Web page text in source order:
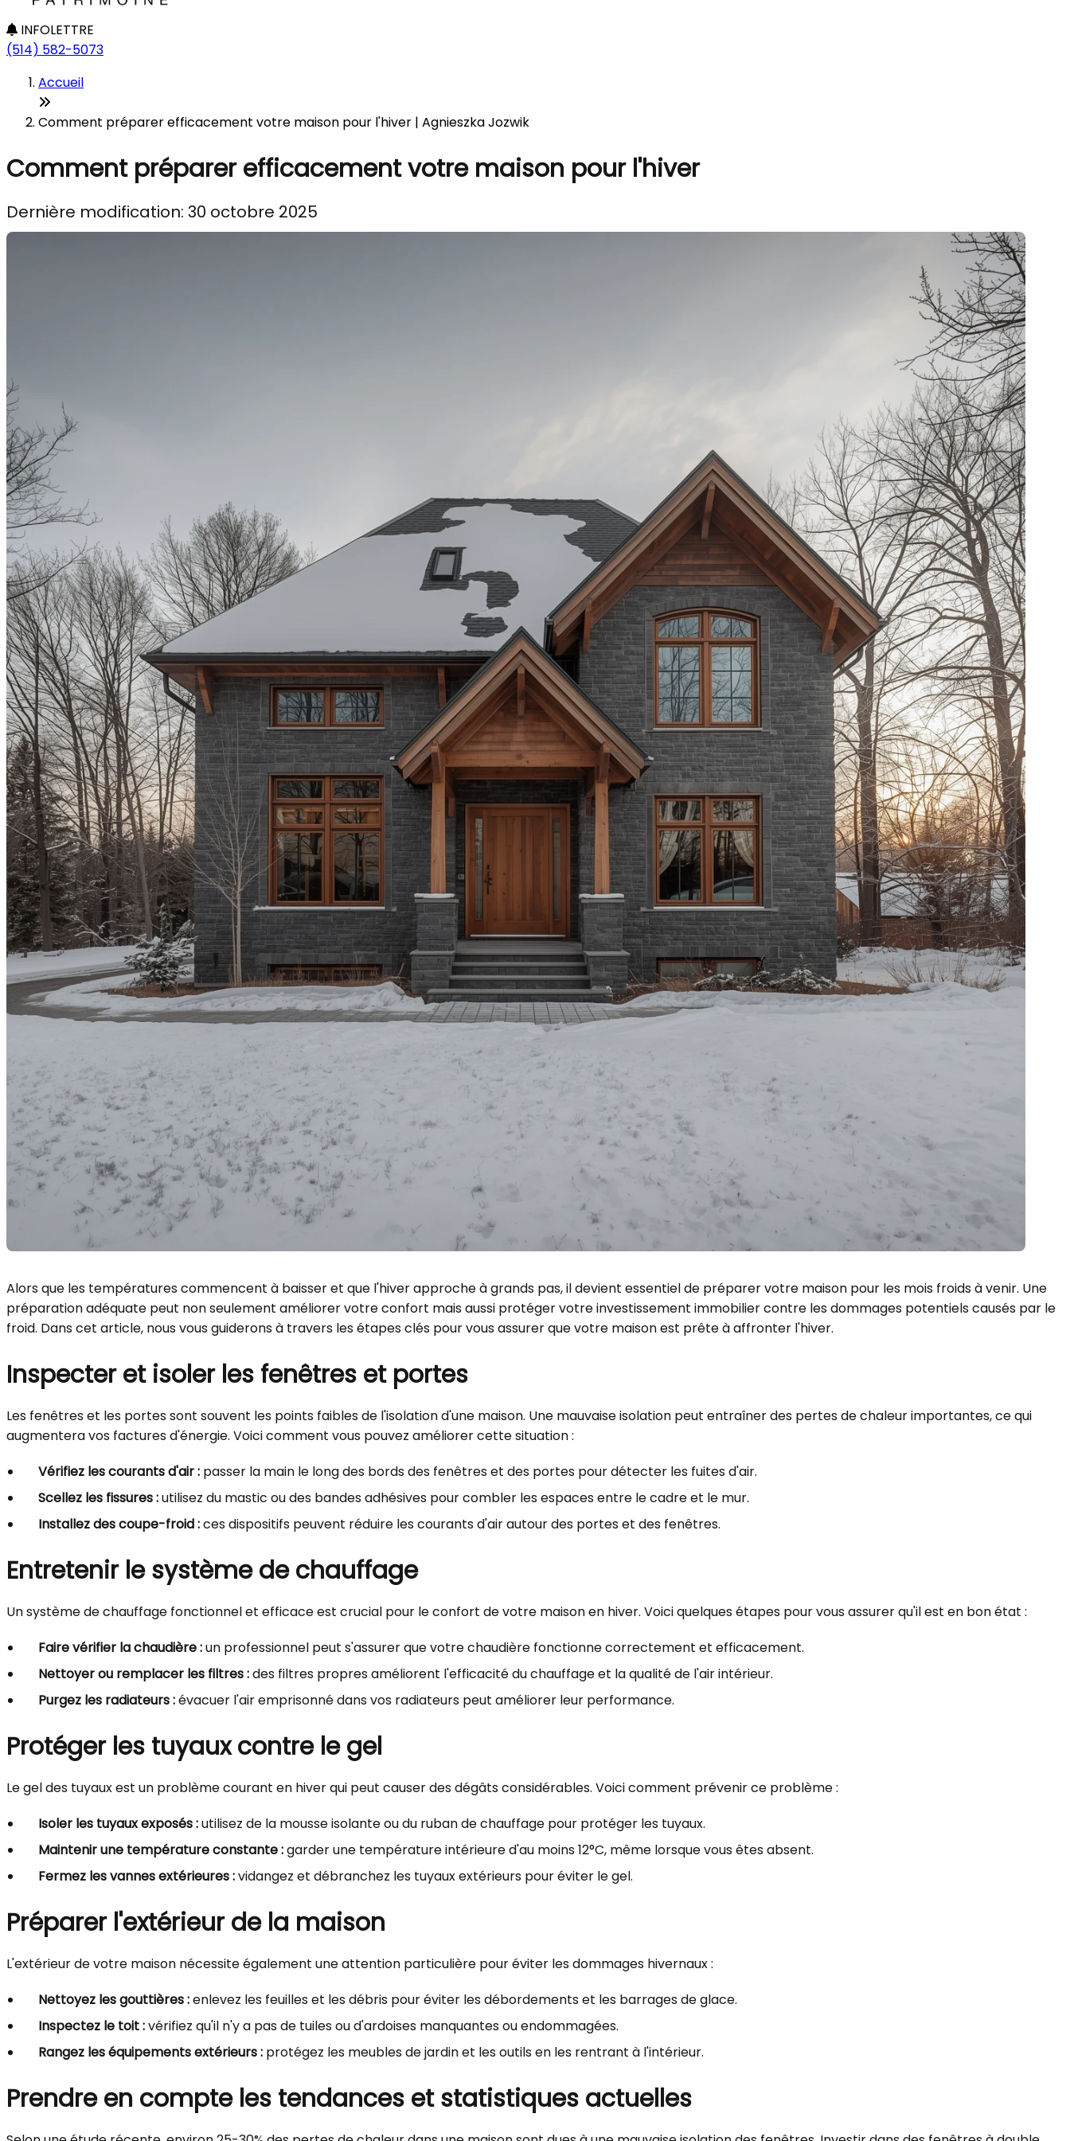
INFOLETTRE
(514) 582-5073
Accueil
Comment préparer efficacement votre maison pour l'hiver | Agnieszka Jozwik
Comment préparer efficacement votre maison pour l'hiver
Dernière modification: 30 octobre 2025
Alors que les températures commencent à baisser et que l'hiver approche à grands pas, il devient essentiel de préparer votre maison pour les mois froids à venir. Une
préparation adéquate peut non seulement améliorer votre confort mais aussi protéger votre investissement immobilier contre les dommages potentiels causés par le
froid. Dans cet article, nous vous guiderons à travers les étapes clés pour vous assurer que votre maison est prête à affronter l'hiver.
Inspecter et isoler les fenêtres et portes
Les fenêtres et les portes sont souvent les points faibles de l'isolation d'une maison. Une mauvaise isolation peut entraîner des pertes de chaleur importantes, ce qui
augmentera vos factures d'énergie. Voici comment vous pouvez améliorer cette situation :
Vérifiez les courants d'air : passer la main le long des bords des fenêtres et des portes pour détecter les fuites d'air.
Scellez les fissures :utilisez du mastic ou des bandes adhésives pour combler les espaces entre le cadre et le mur.
Installez des coupe-froid :ces dispositifs peuvent réduire les courants d'air autour des portes et des fenêtres.
Entretenir le système de chauffage
Un système de chauffage fonctionnel et efficace est crucial pour le confort de votre maison en hiver. Voici quelques étapes pour vous assurer qu'il est en bon état :
Faire vérifier la chaudière :un professionnel peut s'assurer que votre chaudière fonctionne correctement et efficacement.
Nettoyer ou remplacer les filtres :des filtres propres améliorent l'efficacité du chauffage et la qualité de l'air intérieur.
Purgez les radiateurs :évacuer l'air emprisonné dans vos radiateurs peut améliorer leur performance.
Protéger les tuyaux contre le gel
Le gel des tuyaux est un problème courant en hiver qui peut causer des dégâts considérables. Voici comment prévenir ce problème :
Isoler les tuyaux exposés :utilisez de la mousse isolante ou du ruban de chauffage pour protéger les tuyaux.
Maintenir une température constante :garder une température intérieure d'au moins 12°C, même lorsque vous êtes absent.
Fermez les vannes extérieures :vidangez et débranchez les tuyaux extérieurs pour éviter le gel.
Préparer l'extérieur de la maison
L'extérieur de votre maison nécessite également une attention particulière pour éviter les dommages hivernaux :
Nettoyez les gouttières :enlevez les feuilles et les débris pour éviter les débordements et les barrages de glace.
Inspectez le toit :vérifiez qu'il n'y a pas de tuiles ou d'ardoises manquantes ou endommagées.
Rangez les équipements extérieurs : protégez les meubles de jardin et les outils en les rentrant à l'intérieur.
Prendre en compte les tendances et statistiques actuelles